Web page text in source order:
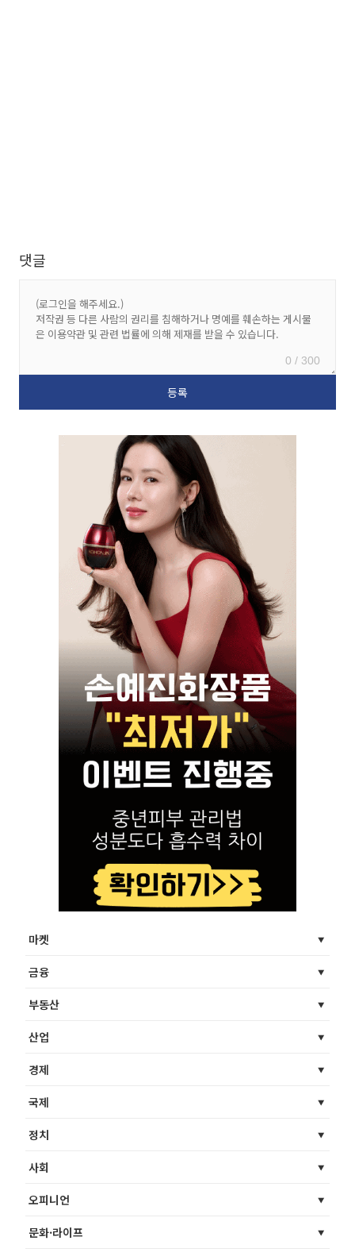
댓글
0 / 300
마켓
금융
부동산
산업
경제
국제
정치
사회
오피니언
문화·라이프